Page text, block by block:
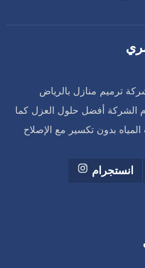
ترميم منازل بالرياض
الشركة أفضل حلول العزل كما
بدون تكسير مع الإصلاح
انستجرام